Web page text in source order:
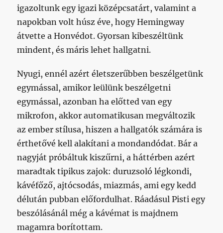
igazoltunk egy igazi középcsatárt, valamint a
napokban volt húsz éve, hogy Hemingway
átvette a Honvédot. Gyorsan kibeszéltünk
mindent, és máris lehet hallgatni.
Nyugi, ennél azért életszerűbben beszélgetünk
egymással, amikor leülünk beszélgetni
egymással, azonban ha előtted van egy
mikrofon, akkor automatikusan megváltozik
az ember stílusa, hiszen a hallgatók számára is
érthetővé kell alakítani a mondandódat. Bár a
nagyját próbáltuk kiszűrni, a háttérben azért
maradtak tipikus zajok: duruzsoló légkondi,
kávéfőző, ajtócsodás, miazmás, ami egy kedd
délután pubban előfordulhat. Ráadásul Pisti egy
beszólásánál még a kávémat is majdnem
magamra borítottam.